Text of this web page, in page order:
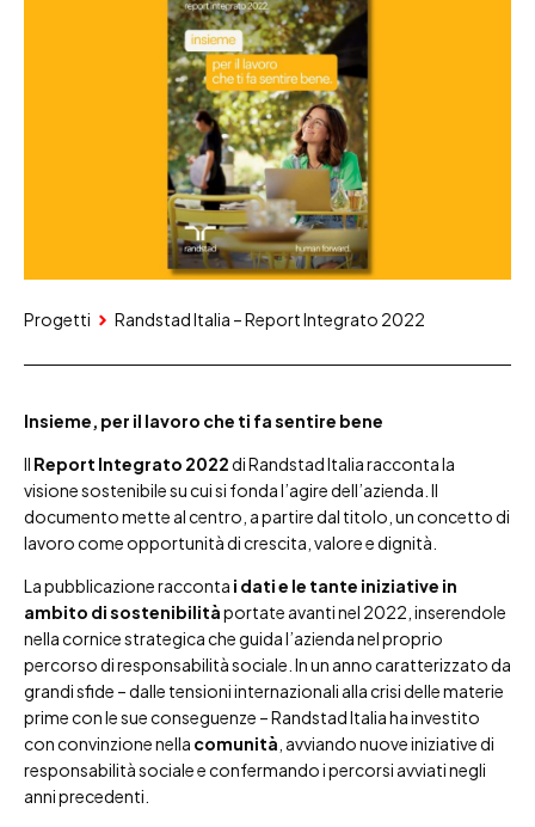
Progetti Randstad Italia – Report Integrato 2022
Insieme, per il lavoro che ti fa sentire bene
Il Report Integrato 2022di Randstad Italia racconta la
visione sostenibile su cui si fonda l’agire dell’azienda. Il
documento mette al centro, a partire dal titolo, un concetto di
lavoro come opportunità di crescita, valore e dignità.
La pubblicazione racconta i dati e le tante iniziative in
ambito di sostenibilitàportate avanti nel 2022, inserendole
nella cornice strategica che guida l’azienda nel proprio
percorso di responsabilità sociale. In un anno caratterizzato da
grandi sfide – dalle tensioni internazionali alla crisi delle materie
prime con le sue conseguenze – Randstad Italia ha investito
con convinzione nella comunità , avviando nuove iniziative di
responsabilità sociale e confermando i percorsi avviati negli
anni precedenti.